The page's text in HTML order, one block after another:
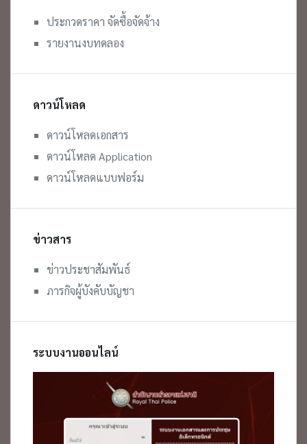
ประกวดราคา จัดซื้อจัดจ้าง
รายงานงบทดลอง
ดาวน์โหลด
ดาวน์โหลดเอกสาร
ดาวน์โหลด Application
ดาวน์โหลดแบบฟอร์ม
ข่าวสาร
ข่าวประชาสัมพันธ์
ภารกิจผู้บังคับบัญชา
ระบบงานออนไลน์